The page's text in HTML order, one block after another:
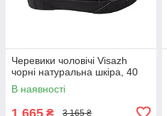
Черевики чоловічі Visazh
чорні натуральна шкіра, 40
В наявності
1 665 ₴ 3 165 ₴